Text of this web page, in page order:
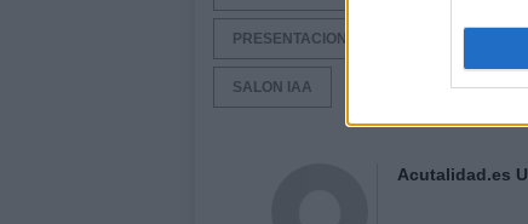
PRESENTACIONES OFICIALES
SALON IAA
Acutalidad.es